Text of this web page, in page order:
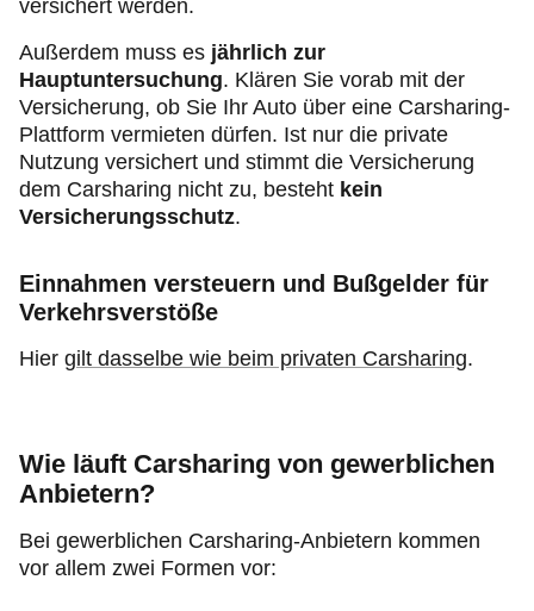
versichert werden.
Außerdem muss es jährlich zur
Hauptuntersuchung. Klären Sie vorab mit der
Versicherung, ob Sie Ihr Auto über eine Carsharing-
Plattform vermieten dürfen. Ist nur die private
Nutzung versichert und stimmt die Versicherung
dem Carsharing nicht zu, besteht kein
Versicherungsschutz.
Einnahmen versteuern und Bußgelder für
Verkehrsverstöße
Hier gilt dasselbe wie beim privaten Carsharing.
Wie läuft Carsharing von gewerblichen
Anbietern?
Bei gewerblichen Carsharing-Anbietern kommen
vor allem zwei Formen vor: